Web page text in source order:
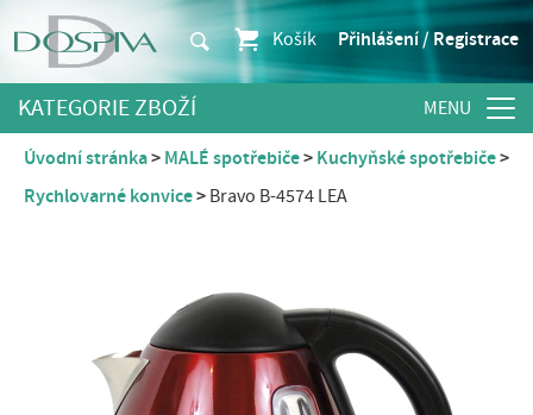
Košík Přihlášení / Registrace
KATEGORIE ZBOŽÍ
Úvodní stránka MALÉ spotřebiče
Kuchyňské spotřebiče
Rychlovarné konvice
Bravo B-4574 LEA